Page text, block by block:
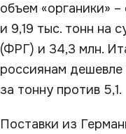
объем «органики» –
и 9,19 тыс. тонн на
(ФРГ) и 34,3 млн.
россиянам
за тонну против 5,1.
Поставки из